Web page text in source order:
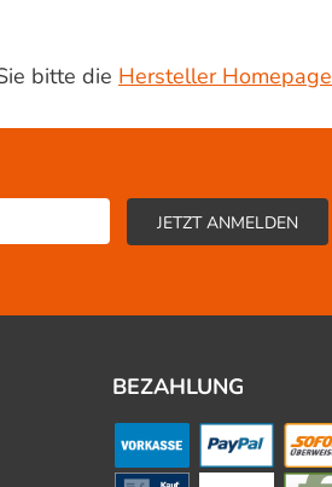
bitte die Hersteller Homepage
BEZAHLUNG